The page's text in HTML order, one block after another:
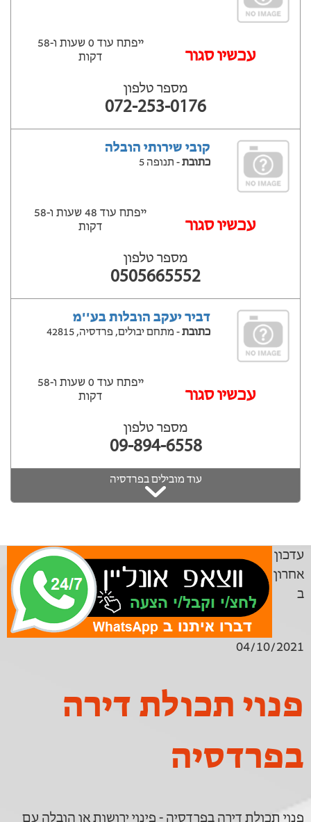
‫עכשיו סגור
ייפתח עוד 0 שעות ‫ו-58
דקות
מספר טלפון
072-253-0176
קובי שירותי הובלה
כתובת- תנופה 5
עכשיו סגור
ייפתח עוד 48 שעות ‫ו-58
דקות
מספר טלפון
0505665552
דביר יעקב הובלות בע''מ
כתובת- מתחם יבולים, פרדסיה, 42815
‫עכשיו סגור
ייפתח עוד 0 שעות ‫ו-58
דקות
מספר טלפון
09-894-6558
עוד מובילים בפרדסיה
עדכון
אחרון
ב
04/10/2021
פנוי תכולת דירה
בפרדסיה
פנוי תכולת דירה בפרדסיה - פינוי ירושות או הובלה עם